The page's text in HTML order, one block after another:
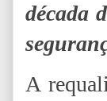
década
A